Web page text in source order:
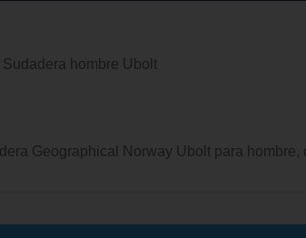
hombre Ubolt
Geographical Norway Ubolt para hombre,